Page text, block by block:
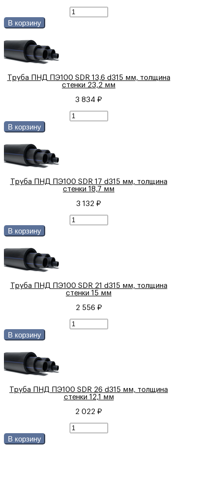
В корзину
Труба ПНД ПЭ100 SDR 13,6 d315 мм, толщина
стенки 23,2 мм
3 834 ₽
В корзину
Труба ПНД ПЭ100 SDR 17 d315 мм, толщина
стенки 18,7 мм
3 132 ₽
В корзину
Труба ПНД ПЭ100 SDR 21 d315 мм, толщина
стенки 15 мм
2 556 ₽
В корзину
Труба ПНД ПЭ100 SDR 26 d315 мм, толщина
стенки 12,1 мм
2 022 ₽
В корзину